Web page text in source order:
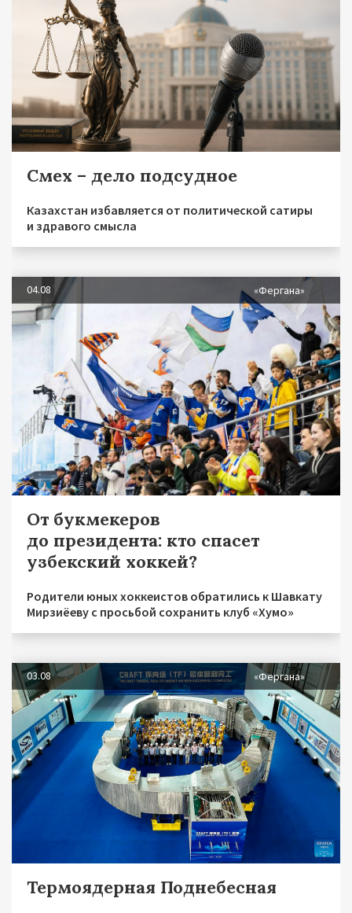
Смех – дело подсудное
Казахстан избавляется от политической сатиры
и здравого смысла
04.08 «Фергана»
От букмекеров
до президента: кто спасет
узбекский хоккей?
Родители юных хоккеистов обратились к Шавкату
Мирзиёеву с просьбой сохранить клуб «Хумо»
03.08 «Фергана»
Термоядерная Поднебесная